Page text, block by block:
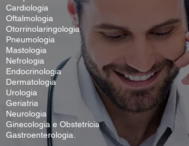
Cardiologia
Oftalmologia
Otorrinolaringologia
Pneumologia
Mastologia
Nefrologia
Endocrinologia
Dermatologia
Urologia
Geriatria
Neurologia
Ginecologia e Obstetrícia
Gastroenterologia.